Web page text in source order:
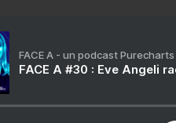
FACE A - un podcast Purecharts
FACE A #30 : Eve Angeli